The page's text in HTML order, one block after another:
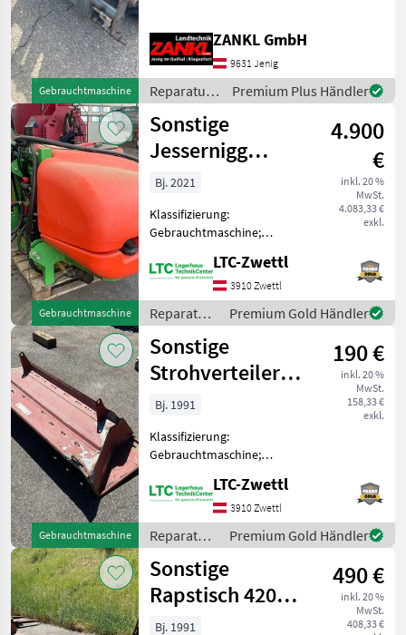
Gebrauchtmaschine
Weidemann 1160 -
abgegeben wird eine Hauer-
SWE -B Aufnahme - Pri
ZANKL GmbH
9631 Jenig
Reparatur
und
Ersatzteile
/ Sonstige
Premium Plus Händler
Gebrauchtmaschine
Sonstige
Jessernigg
Fronttank V3
1100 L
4.900
€
inkl. 20 %
MwSt.
4.083,33 €
exkl.
Bj. 2021
Klassifizierung:
Gebrauchtmaschine;
FTV3 21005; Anzahl
Vorbesitzer: 1 Reparatur
und Ersatzteile Sonstige
Reparatur und Ersatzteile
LTC-Zwettl
3910 Zwettl
Reparatur
und
Ersatzteile
/ Sonstige
Premium Gold Händler
Gebrauchtmaschine
Sonstige
Strohverteilerblech
Fiatagri Laverda
3790
190 €
inkl. 20 %
MwSt.
158,33 €
exkl.
Bj. 1991
Klassifizierung:
Gebrauchtmaschine;
Reparatur und Ersatzteile
Sonstige Reparatur und
Ersatzteile
LTC-Zwettl
3910 Zwettl
Reparatur
und
Ersatzteile
/ Sonstige
Premium Gold Händler
Sonstige
Rapstisch 420
Fiatagri Laverda
490 €
inkl. 20 %
MwSt.
408,33 €
Bj. 1991